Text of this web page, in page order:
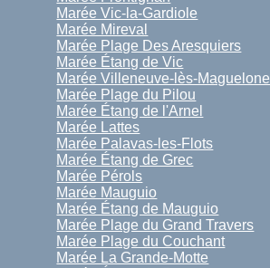
Marée Vic-la-Gardiole
Marée Mireval
Marée Plage Des Aresquiers
Marée Étang de Vic
Marée Villeneuve-lès-Maguelone
Marée Plage du Pilou
Marée Étang de l'Arnel
Marée Lattes
Marée Palavas-les-Flots
Marée Étang de Grec
Marée Pérols
Marée Mauguio
Marée Étang de Mauguio
Marée Plage du Grand Travers
Marée Plage du Couchant
Marée La Grande-Motte